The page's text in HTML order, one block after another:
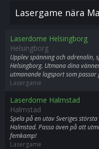
Lasergame nära
Laserdome Helsingborg
Helsingborg
Upplev spänning och adrenalin,
Helsingborg. Utmana dina
utmanande lagsport som passar
Lasergame
Laserdome Halmstad
Halmstad
Spela på en utav Sveriges
Halmstad. Passa även på att
femkamp!
Lasergame